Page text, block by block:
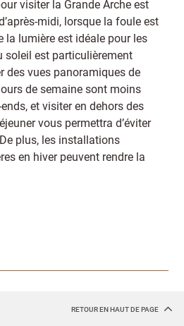
visiter la Grande Arche est
midi, lorsque la foule est
la lumière est idéale pour les
soleil est particulièrement
des vues panoramiques de
de semaine sont moins
et visiter en dehors des
vous permettra d’éviter
plus, les installations
en hiver peuvent rendre la
RETOUR EN HAUT DE PAGE